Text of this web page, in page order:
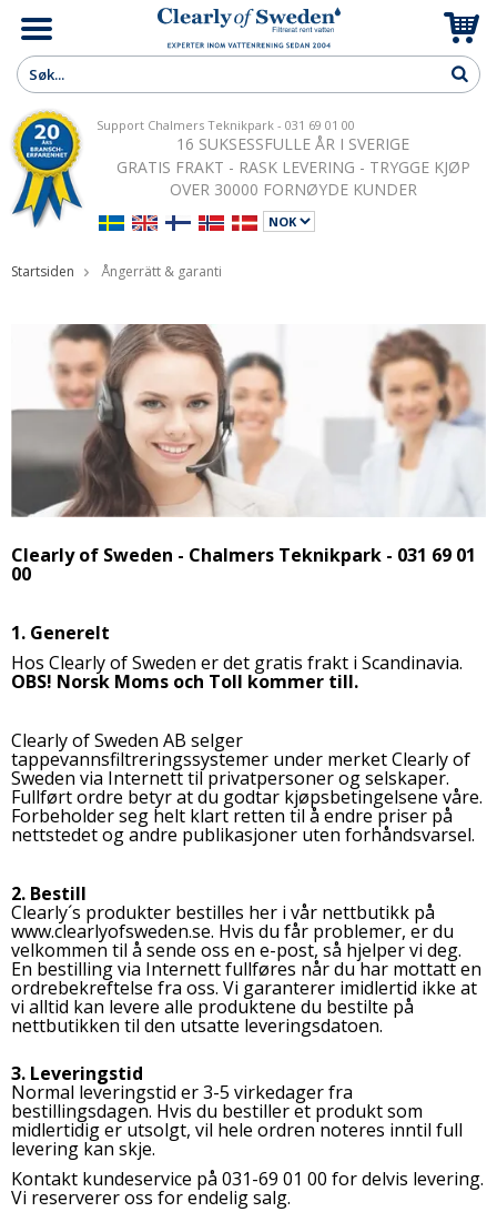
Support Chalmers Teknikpark - 031 69 01 00
16 SUKSESSFULLE ÅR I SVERIGE
GRATIS FRAKT - RASK LEVERING - TRYGGE KJØP
OVER 30000 FORNØYDE KUNDER
Startsiden Ångerrätt & garanti
Clearly of Sweden - Chalmers Teknikpark - 031 69 01
00
1. Generelt
Hos Clearly of Sweden er det gratis frakt i Scandinavia.
OBS! Norsk Moms och Toll kommer till.
Clearly of Sweden AB selger
tappevannsfiltreringssystemer under merket Clearly of
Sweden via Internett til privatpersoner og selskaper.
Fullført ordre betyr at du godtar kjøpsbetingelsene våre.
Forbeholder seg helt klart retten til å endre priser på
nettstedet og andre publikasjoner uten forhåndsvarsel.
2. Bestill
Clearly´s produkter bestilles her i vår nettbutikk på
www.clearlyofsweden.se. Hvis du får problemer, er du
velkommen til å sende oss en e-post, så hjelper vi deg.
En bestilling via Internett fullføres når du har mottatt en
ordrebekreftelse fra oss. Vi garanterer imidlertid ikke at
vi alltid kan levere alle produktene du bestilte på
nettbutikken til den utsatte leveringsdatoen.
3. Leveringstid
Normal leveringstid er 3-5 virkedager fra
bestillingsdagen. Hvis du bestiller et produkt som
midlertidig er utsolgt, vil hele ordren noteres inntil full
levering kan skje.
Kontakt kundeservice på 031-69 01 00 for delvis levering.
Vi reserverer oss for endelig salg.